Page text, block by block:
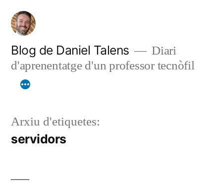
contingut
Blog de Daniel Talens
Diari
d'aprenentatge d'un professor tecnòfil
Arxiu d'etiquetes:
servidors